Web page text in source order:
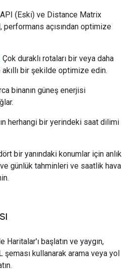
(Eski) ve Distance Matrix
açısından optimize
Çok duraklı rotaları bir veya daha
bir şekilde optimize edin.
binanın güneş enerjisi
herhangi bir yerindeki saat dilimi
bir yanındaki konumlar için anlık
günlük tahminleri ve saatlik hava
Haritalar'ı başlatın ve yaygın,
şeması kullanarak arama veya yol